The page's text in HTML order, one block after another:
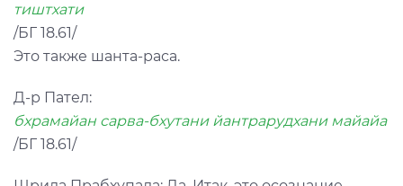
тиштхати
/БГ 18.61/
Это также шанта-раса.
Д-р Пател:
бхрамайан сарва-бхутани йантрарудхани майайа
/БГ 18.61/